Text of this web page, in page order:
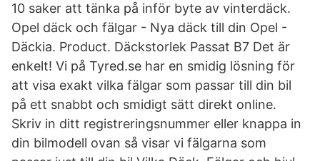
10 saker att tänka på inför byte av vinterdäck.
Opel däck och fälgar - Nya däck till din Opel -
Däckia. Product. Däckstorlek Passat B7 Det är
enkelt! Vi på Tyred.se har en smidig lösning för
att visa exakt vilka fälgar som passar till din bil
på ett snabbt och smidigt sätt direkt online.
Skriv in ditt registreringsnummer eller knappa in
din bilmodell ovan så visar vi fälgarna som